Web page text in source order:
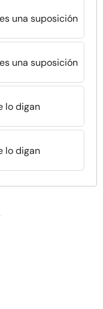
una suposición
una suposición
lo digan
lo digan